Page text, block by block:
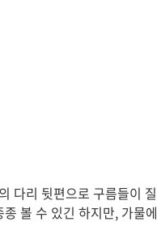
다리 뒷편으로 구름들이 질
볼 수 있긴 하지만, 가물에